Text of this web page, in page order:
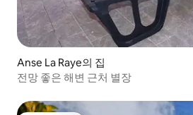
Anse La Raye의 집
전망 좋은 해변 근처 별장